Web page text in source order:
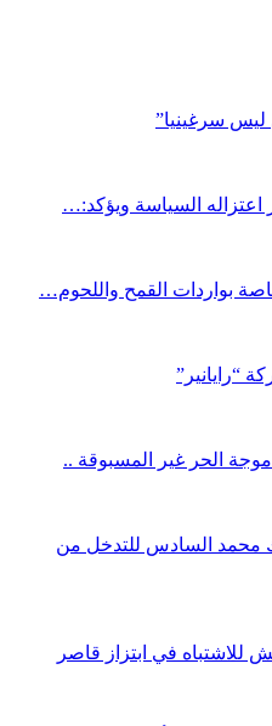
سرغينيا”
اعتزاله السياسة ويؤكد:…
بواردات القمح واللحوم…
“رايانير”
الحر غير المسبوقة ..
محمد السادس للتدخل من
للاشتباه في ابتزاز قاصر